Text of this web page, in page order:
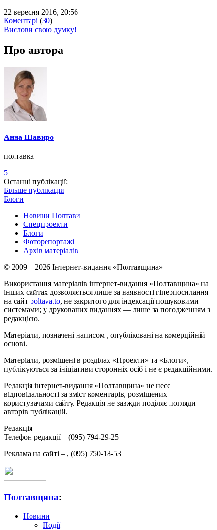
22 вересня 2016, 20:56
Коментарі (30)
Вислови свою думку!
Про автора
Анна Шавиро
полтавка
5
Останні публікації:
Більше публікацій
Блоги
Новини Полтави
Спецпроекти
Блоги
Фоторепортажі
Архів матеріалів
© 2009 – 2026 Інтернет-видання «Полтавщина»
Використання матеріалів інтернет-видання «Полтавщина» на
інших сайтах дозволяється лише за наявності гіперпосилання
на сайт poltava.to, не закритого для індексації пошуковими
системами; у друкованих виданнях — лише за погодженням з
редакцією.
Матеріали, позначені написом , опубліковані на комерційній
основі.
Матеріали, розміщені в розділах «Проекти» та «Блоги»,
публікуються за ініціативи сторонніх осіб і не є редакційними.
Редакція інтернет-видання «Полтавщина» не несе
відповідальності за зміст коментарів, розміщених
користувачами сайту. Редакція не завжди поділяє погляди
авторів публікацій.
Редакція –
Телефон редакції – (095) 794-29-25
Реклама на сайті – , (095) 750-18-53
Полтавщина:
Новини
Події